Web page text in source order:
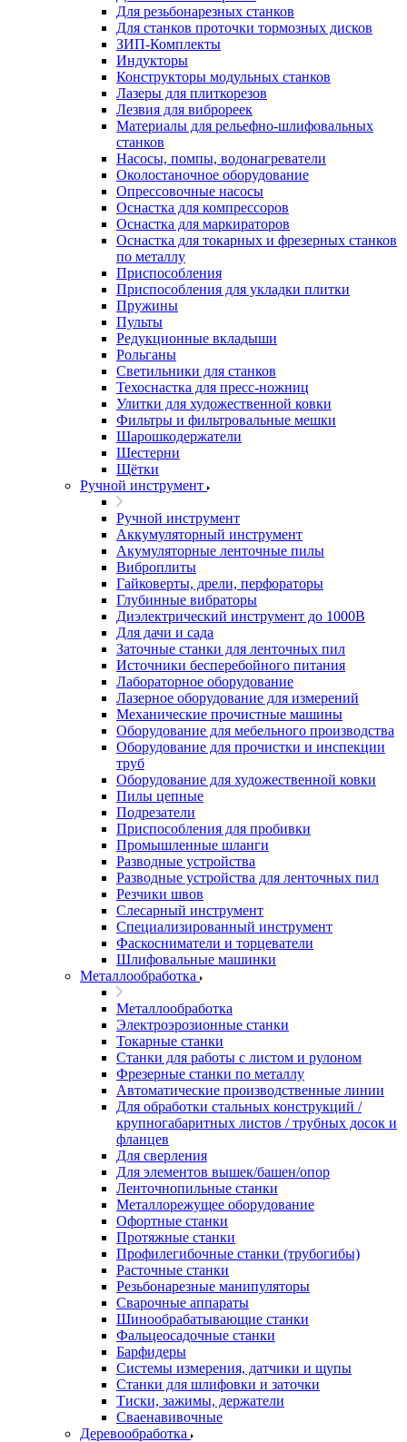
Для резьбонарезных станков
Для станков проточки тормозных дисков
ЗИП-Комплекты
Индукторы
Конструкторы модульных станков
Лазеры для плиткорезов
Лезвия для виброреек
Материалы для рельефно-шлифовальных
станков
Насосы, помпы, водонагреватели
Околостаночное оборудование
Опрессовочные насосы
Оснастка для компрессоров
Оснастка для маркираторов
Оснастка для токарных и фрезерных станков
по металлу
Приспособления
Приспособления для укладки плитки
Пружины
Пульты
Редукционные вкладыши
Рольганы
Светильники для станков
Техоснастка для пресс-ножниц
Улитки для художественной ковки
Фильтры и фильтровальные мешки
Шарошкодержатели
Шестерни
Щётки
Ручной инструмент
Ручной инструмент
Аккумуляторный инструмент
Акумуляторные ленточные пилы
Виброплиты
Гайковерты, дрели, перфораторы
Глубинные вибраторы
Диэлектрический инструмент до 1000В
Для дачи и сада
Заточные станки для ленточных пил
Источники бесперебойного питания
Лабораторное оборудование
Лазерное оборудование для измерений
Механические прочистные машины
Оборудование для мебельного производства
Оборудование для прочистки и инспекции
труб
Оборудование для художественной ковки
Пилы цепные
Подрезатели
Приспособления для пробивки
Промышленные шланги
Разводные устройства
Разводные устройства для ленточных пил
Резчики швов
Слесарный инструмент
Специализированный инструмент
Фаскосниматели и торцеватели
Шлифовальные машинки
Металлообработка
Металлообработка
Электроэрозионные станки
Токарные станки
Станки для работы с листом и рулоном
Фрезерные станки по металлу
Автоматические производственные линии
Для обработки стальных конструкций /
крупногабаритных листов / трубных досок и
фланцев
Для сверления
Для элементов вышек/башен/опор
Ленточнопильные станки
Металлорежущее оборудование
Офортные станки
Протяжные станки
Профилегибочные станки (трубогибы)
Расточные станки
Резьбонарезные манипуляторы
Сварочные аппараты
Шинообрабатывающие станки
Фальцеосадочные станки
Барфидеры
Системы измерения, датчики и щупы
Станки для шлифовки и заточки
Тиски, зажимы, держатели
Cваенавивочные
Деревообработка